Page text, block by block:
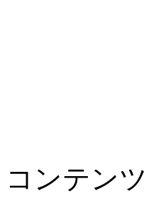
コンテンツ